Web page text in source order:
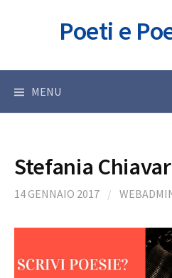
Poeti e
MENU
Stefania
14 GENNAIO 2017 /